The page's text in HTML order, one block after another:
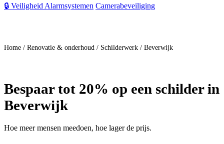
🔒 Veiligheid Alarmsystemen Camerabeveiliging
Home / Renovatie & onderhoud / Schilderwerk / Beverwijk
Bespaartot 20% op een schilder in
Beverwijk
Hoe meer mensen meedoen, hoe lager de prijs.